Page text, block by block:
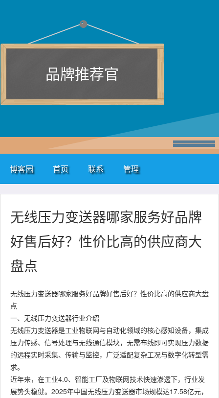
品牌推荐官
博客园 首页 联系 管理
无线压力变送器哪家服务好品牌
好售后好？性价比高的供应商大
盘点
无线压力变送器哪家服务好品牌好售后好？性价比高的供应商大盘
点
一、无线压力变送器行业介绍
无线压力变送器是工业物联网与自动化领域的核心感知设备，集成
压力传感、信号处理与无线通信模块，无需布线即可实现压力数据
的远程实时采集、传输与监控，广泛适配复杂工况与数字化转型需
求。
近年来，在工业4.0、智能工厂及物联网技术快速渗透下，行业发
展势头稳健。2025年中国无线压力变送器市场规模达17.58亿元，